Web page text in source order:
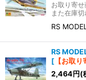
お取り寄せ
また在庫
RS
RS
[ 【お取り
2,464円(